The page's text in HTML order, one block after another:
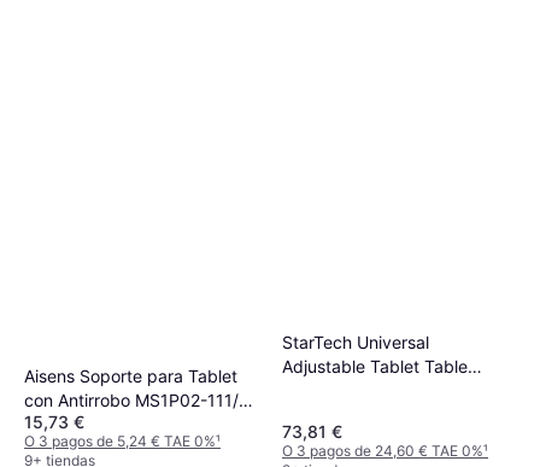
Aisens Soporte para Tablet
con Antirrobo MS1P02-111/
Negro
15,73 €
O 3 pagos de 5,24 € TAE 0%¹
9+ tiendas
StarTech Universal
Adjustable Tablet Table
73,81 €
O 3 pagos de 24,60 € TAE 0%¹